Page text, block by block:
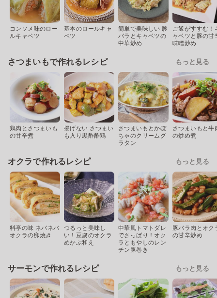
コンソメ味のロー
ルキャベツ
基本のロールキャ
ベツ
簡単で美味しい 豚
バラとキャベツの
中華炒め
ご飯がすすむ！
ャベツと豚の甘
味噌炒め
さつまいもで作れるレシピ もっと見る
鶏肉とさつまいも
の甘辛煮
揚げない さつまい
も入り黒酢酢鶏
さつまいもとかぼ
ちゃのクリームグ
ラタン
さつまいもと牛
の炒め煮
オクラで作れるレシピ もっと見る
料亭の味 ネバネバ
オクラの卵焼き
つるっと美味し
い！豆腐のオクラ
めかぶ和え
中華風トマトダレ
でさっぱり！オク
ラともやしのレン
チン豚巻き
豚バラ肉とオク
の甘辛炒め
サーモンで作れるレシピ もっと見る